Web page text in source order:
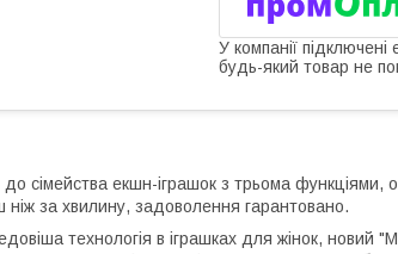
У компанії
будь-який товар не
сімейства екшн-іграшок з трьома
за хвилину, задоволення гарантовано.
технологія в іграшках для жінок, новий